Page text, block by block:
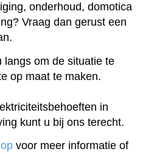
onderhoud, domotica
Vraag dan gerust een
langs om de situatie te
op maat te maken.
in
kunt u bij ons terecht.
voor meer informatie of